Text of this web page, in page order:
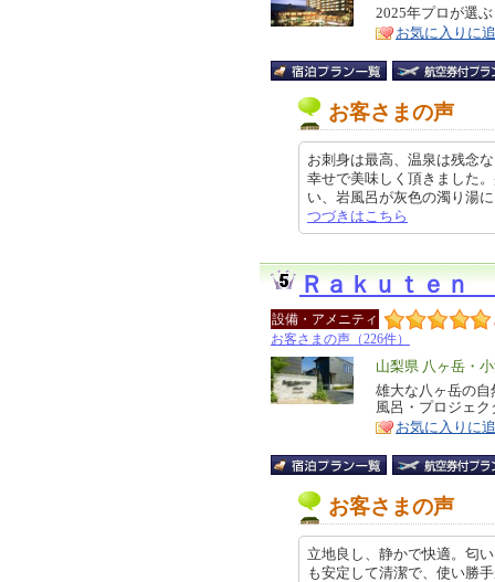
リ
ア
特
徴
2025年プロが選
お気に入りに
お客さまの声
お刺身は最高、温泉は残念
幸せで美味しく頂きました
い、岩風呂が灰色の濁り湯
つづきはこちら
Ｒａｋｕｔｅ
設備・アメニティ
お客さまの声（226件）
エ
リ
ア
山梨県 八ヶ岳・
特
徴
雄大な八ヶ岳の
風呂・プロジェ
お気に入りに
お客さまの声
立地良し、静かで快適。匂
も安定して清潔で、使い勝